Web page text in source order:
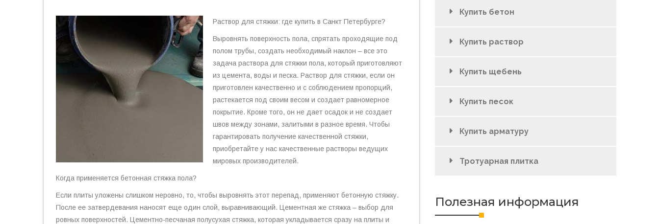
Раствор для стяжки: где купить в Санкт Петербурге?
Выровнять поверхность пола, спрятать проходящие под
полом трубы, создать необходимый наклон – все это
задача раствора для стяжки пола, который приготовляют
из цемента, воды и песка. Раствор для стяжки, если он
приготовлен качественно и с соблюдением пропорций,
растекается под своим весом и создает равномерное
покрытие. Кроме того, он не дает осадок и не создает
швов между зонами, залитыми в разное время. Чтобы
гарантировать получение качественной стяжки,
приобретайте у нас качественные растворы ведущих
мировых производителей.
Когда применяется бетонная стяжка пола?
Если плиты уложены слишком неровно, то, чтобы выровнять этот перепад, применяют бетонную стяжку.
После ее затвердевания наносят еще один слой, выравнивающий. Цементная же стяжка – выбор для
ровных поверхностей. Цементно-песчаная полусухая стяжка, которая укладывается сразу на плиты и
Купить бетон
Купить раствор
Купить щебень
Купить песок
Купить арматуру
Тротуарная плитка
Полезная информация